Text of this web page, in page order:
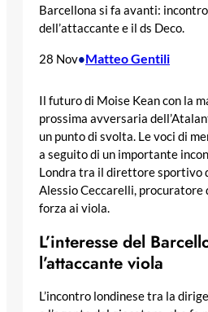
Barcellona si fa avanti:
dell’attaccante e il ds Deco.
28 Nov•Matteo Gentili
Il futuro di Moise Kean con la
prossima avversaria
un punto di svolta. Le voci di
a seguito di un importante
Londra tra il direttore sportivo
Alessio Ceccarelli, procuratore
forza ai viola.
L’interesse del
l’attaccante viola
L’incontro londinese tra la